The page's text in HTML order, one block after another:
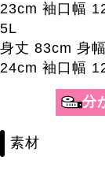
23cm 袖口幅
5L
身丈 83cm 身
24cm 袖口幅
素材